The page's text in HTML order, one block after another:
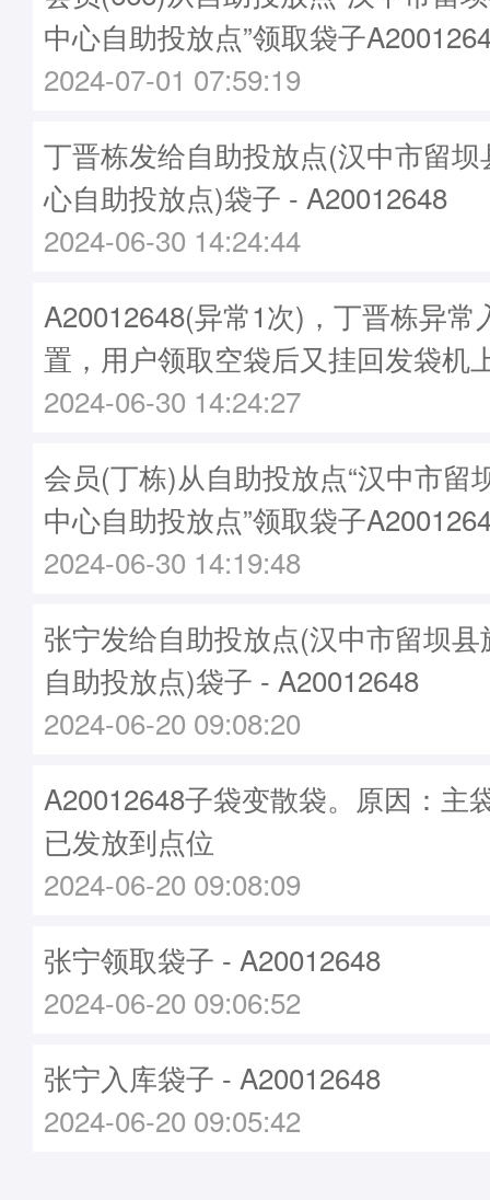
中心自助投放点”领取袋子
2024-07-01 07:59:19
丁晋栋发给自助投放点(汉中市留
心自助投放点)袋子 - A20012648
2024-06-30 14:24:44
A20012648(异常1次)，丁晋栋异常
置，用户领取空袋后又挂回发袋机
2024-06-30 14:24:27
会员(丁栋)从自助投放点“汉中市留
中心自助投放点”领取袋子
2024-06-30 14:19:48
张宁发给自助投放点(汉中市留坝
自助投放点)袋子 - A20012648
2024-06-20 09:08:20
A20012648子袋变散袋。原因：主
已发放到点位
2024-06-20 09:08:09
张宁领取袋子 - A20012648
2024-06-20 09:06:52
张宁入库袋子 - A20012648
2024-06-20 09:05:42